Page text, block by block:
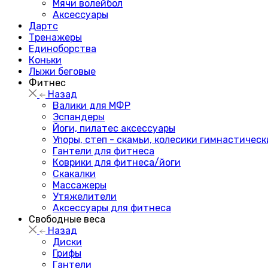
Мячи волейбол
Аксессуары
Дартс
Тренажеры
Единоборства
Коньки
Лыжи беговые
Фитнес
Назад
Валики для МФР
Эспандеры
Йоги, пилатес аксессуары
Упоры, степ - скамьи, колесики
Гантели для фитнеса
Коврики для фитнеса/йоги
Скакалки
Массажеры
Утяжелители
Аксессуары для фитнеса
Свободные веса
Назад
Диски
Грифы
Гантели